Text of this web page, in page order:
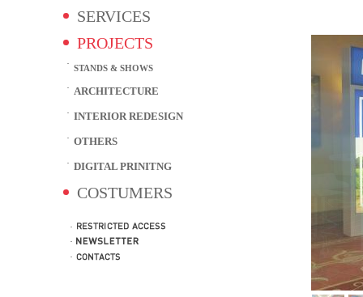
SERVICES
PROJECTS
STANDS & SHOWS
ARCHITECTURE
INTERIOR REDESIGN
OTHERS
DIGITAL PRINITNG
COSTUMERS